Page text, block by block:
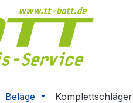
springen
Beläge Komplettschläger